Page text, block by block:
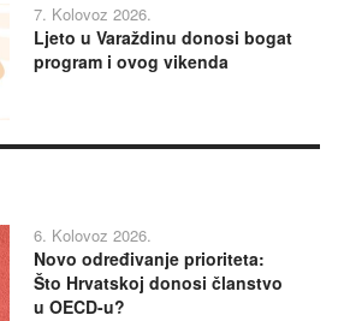
7. Kolovoz 2026.
Ljeto u Varaždinu donosi bogat
program i ovog vikenda
6. Kolovoz 2026.
Novo određivanje prioriteta:
Što Hrvatskoj donosi članstvo
u OECD-u?